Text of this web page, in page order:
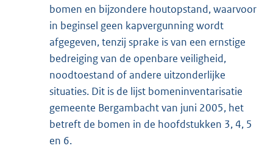
bomen en bijzondere houtopstand, waarvoor
in beginsel geen kapvergunning wordt
afgegeven, tenzij sprake is van een ernstige
bedreiging van de openbare veiligheid,
noodtoestand of andere uitzonderlijke
situaties. Dit is de lijst bomeninventarisatie
gemeente Bergambacht van juni 2005, het
betreft de bomen in de hoofdstukken 3, 4, 5
en 6.